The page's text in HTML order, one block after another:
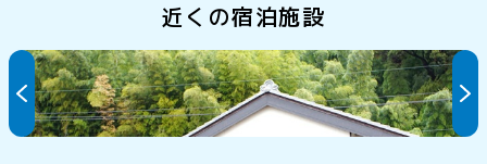
近くの宿泊施設
やそべ